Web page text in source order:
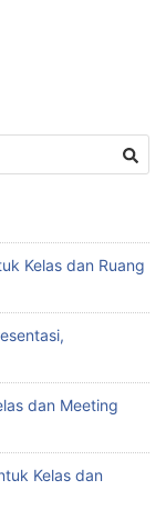
Kelas dan Ruang
dan Meeting
Kelas dan